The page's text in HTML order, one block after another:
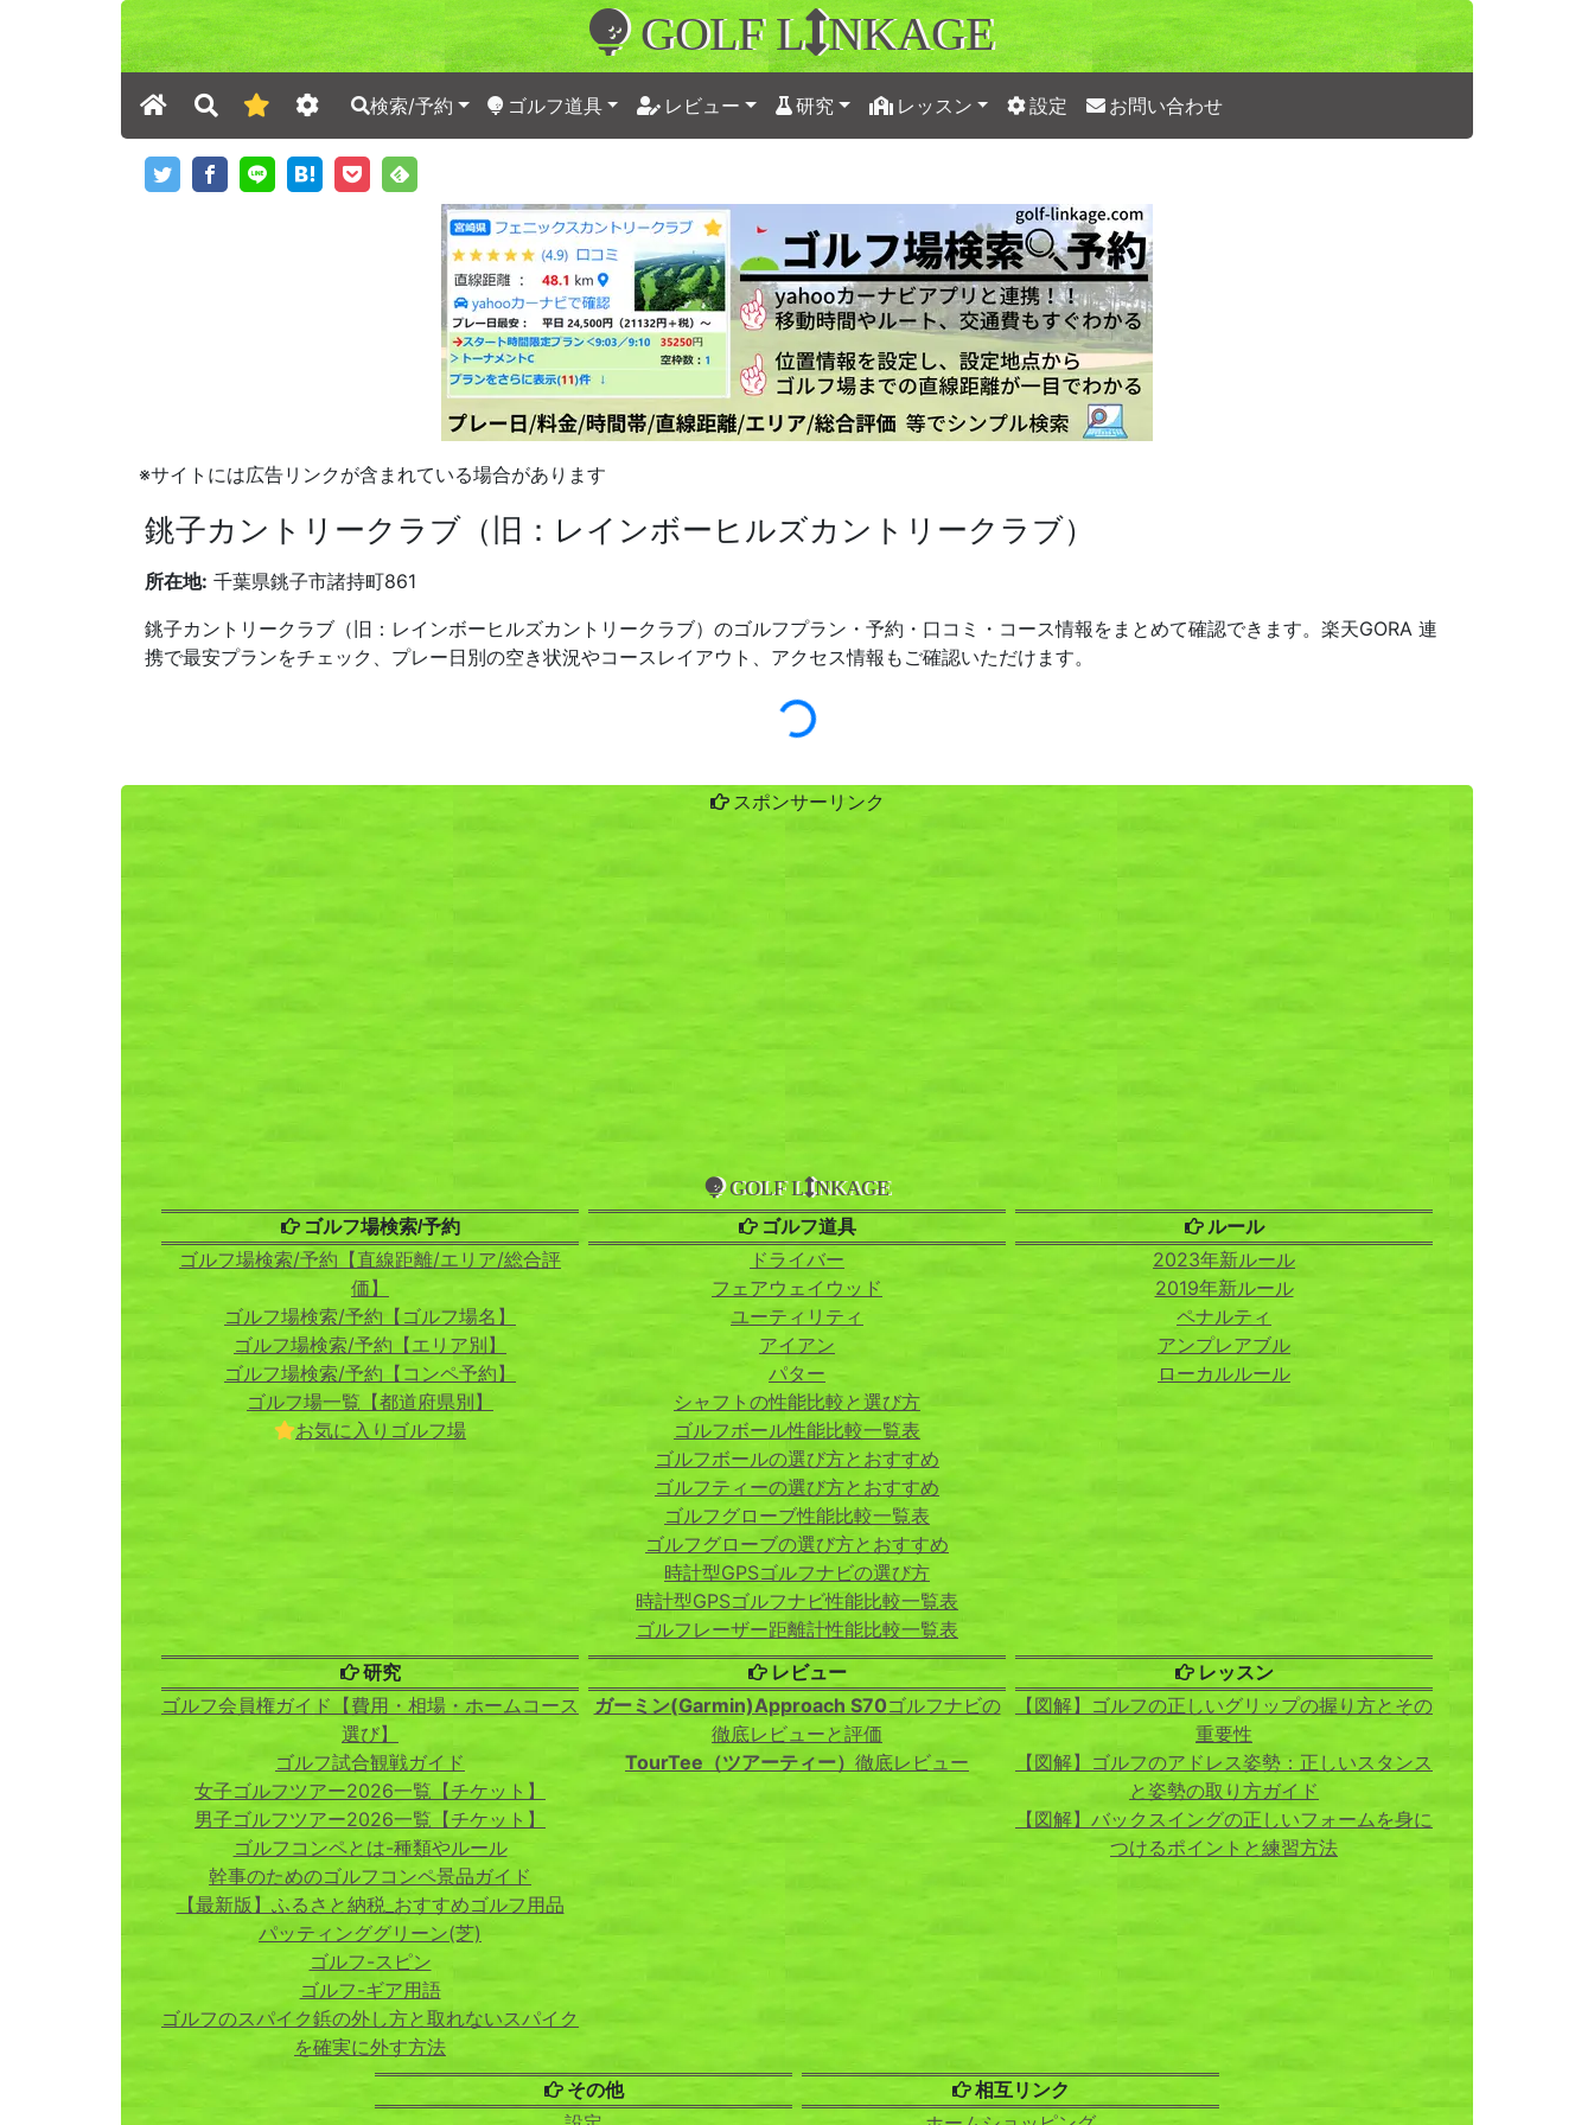
GOLF L NKAGE
検索/予約 ゴルフ道具 レビュー 研究 レッスン 設定 お問い合わせ
※サイトには広告リンクが含まれている場合があります
銚子カントリークラブ（旧：レインボーヒルズカントリークラブ）
所在地: 千葉県銚子市諸持町861
銚子カントリークラブ（旧：レインボーヒルズカントリークラブ）のゴルフプラン・予約・口コミ・コース情報をまとめて確認できます。楽天GORA 連
携で最安プランをチェック、プレー日別の空き状況やコースレイアウト、アクセス情報もご確認いただけます。
スポンサーリンク
GOLF L NKAGE
ゴルフ場検索/予約
ゴルフ場検索/予約【直線距離/エリア/総合評
価】
ゴルフ場検索/予約【ゴルフ場名】
ゴルフ場検索/予約【エリア別】
ゴルフ場検索/予約【コンペ予約】
ゴルフ場一覧【都道府県別】
お気に入りゴルフ場
ゴルフ道具
ドライバー
フェアウェイウッド
ユーティリティ
アイアン
パター
シャフトの性能比較と選び方
ゴルフボール性能比較一覧表
ゴルフボールの選び方とおすすめ
ゴルフティーの選び方とおすすめ
ゴルフグローブ性能比較一覧表
ゴルフグローブの選び方とおすすめ
時計型GPSゴルフナビの選び方
時計型GPSゴルフナビ性能比較一覧表
ゴルフレーザー距離計性能比較一覧表
ルール
2023年新ルール
2019年新ルール
ペナルティ
アンプレアブル
ローカルルール
研究
ゴルフ会員権ガイド【費用・相場・ホームコース
選び】
ゴルフ試合観戦ガイド
女子ゴルフツアー2026一覧【チケット】
男子ゴルフツアー2026一覧【チケット】
ゴルフコンペとは-種類やルール
幹事のためのゴルフコンペ景品ガイド
【最新版】ふるさと納税_おすすめゴルフ用品
パッティンググリーン(芝)
ゴルフ-スピン
ゴルフ-ギア用語
ゴルフのスパイク鋲の外し方と取れないスパイク
を確実に外す方法
レビュー
ガーミン(Garmin)Approach S70ゴルフナビの
徹底レビューと評価
TourTee（ツアーティー） 徹底レビュー
レッスン
【図解】ゴルフの正しいグリップの握り方とその
重要性
【図解】ゴルフのアドレス姿勢：正しいスタンス
と姿勢の取り方ガイド
【図解】バックスイングの正しいフォームを身に
つけるポイントと練習方法
その他 相互リンク